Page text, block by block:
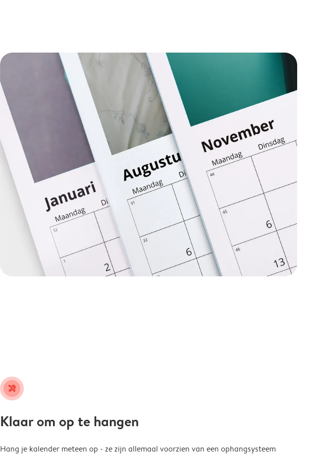
tools
Klaar om op te hangen
Hang je kalender meteen op - ze zijn allemaal voorzien van een ophangsysteem